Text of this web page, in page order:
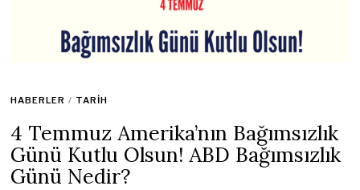
HABERLER / TARIH
4 Temmuz Amerika’nın Bağımsızlık
Günü Kutlu Olsun! ABD Bağımsızlık
Günü Nedir?